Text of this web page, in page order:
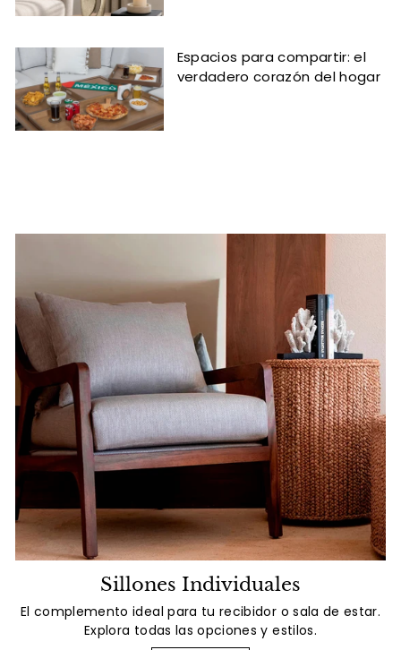
Espacios para compartir: el
verdadero corazón del hogar
Sillones Individuales
El complemento ideal para tu recibidor o sala de estar.
Explora todas las opciones y estilos.